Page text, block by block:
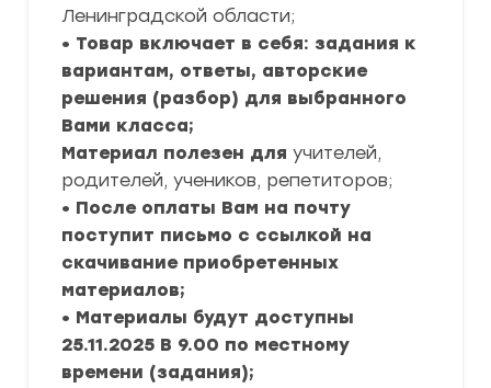
Ленинградской области;
• Товар включает в себя: задания к
вариантам, ответы, авторские
решения (разбор) для выбранного
Вами класса;
Материал полезен для учителей,
родителей, учеников, репетиторов;
• После оплаты Вам на почту
поступит письмо с ссылкой на
скачивание приобретенных
материалов;
• Материалы будут доступны
25.11.2025 В 9.00 по местному
времени (задания);